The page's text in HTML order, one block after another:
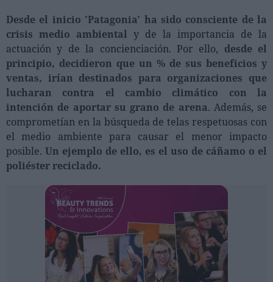
Desde el inicio 'Patagonia' ha sido consciente de la
crisis medio ambiental y de la importancia de la
actuación y de la concienciación. Por ello, desde el
principio, decidieron que un % de sus beneficios y
ventas, irían destinados para organizaciones que
lucharan contra el cambio climático con la
intención de aportar su grano de arena. Además, se
comprometían en la búsqueda de telas respetuosas con
el medio ambiente para causar el menor impacto
posible. Un ejemplo de ello, es el uso de cáñamo o el
poliéster reciclado.